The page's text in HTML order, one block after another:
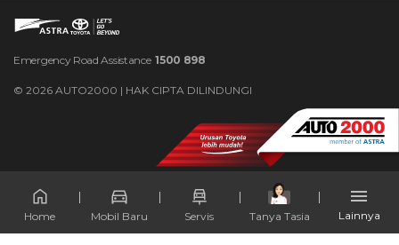
Home Mobil Baru Servis Tanya Tasia Lainnya
Emergency Road Assistance 1500 898
© 2026 AUTO2000 | HAK CIPTA DILINDUNGI